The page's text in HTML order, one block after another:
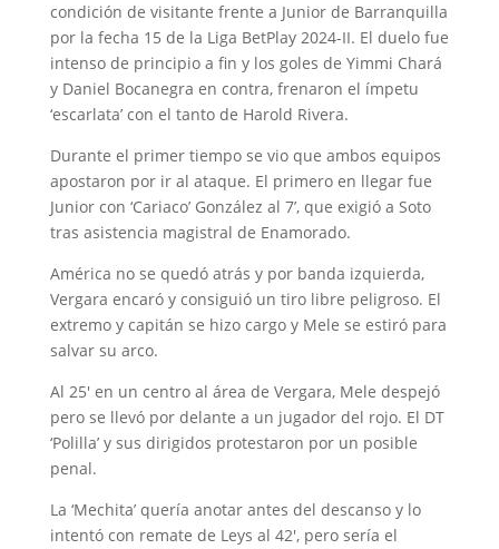
condición de visitante frente a Junior de Barranquilla
por la fecha 15 de la Liga BetPlay 2024-II. El duelo fue
intenso de principio a fin y los goles de Yimmi Chará
y Daniel Bocanegra en contra, frenaron el ímpetu
‘escarlata’ con el tanto de Harold Rivera.
Durante el primer tiempo se vio que ambos equipos
apostaron por ir al ataque. El primero en llegar fue
Junior con ‘Cariaco’ González al 7’, que exigió a Soto
tras asistencia magistral de Enamorado.
América no se quedó atrás y por banda izquierda,
Vergara encaró y consiguió un tiro libre peligroso. El
extremo y capitán se hizo cargo y Mele se estiró para
salvar su arco.
Al 25′ en un centro al área de Vergara, Mele despejó
pero se llevó por delante a un jugador del rojo. El DT
‘Polilla’ y sus dirigidos protestaron por un posible
penal.
La ‘Mechita’ quería anotar antes del descanso y lo
intentó con remate de Leys al 42′, pero sería el